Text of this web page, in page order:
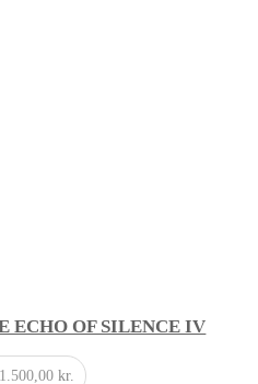
ECHO OF SILENCE IV
kr.